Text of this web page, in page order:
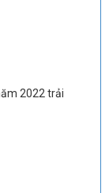
2022 trải